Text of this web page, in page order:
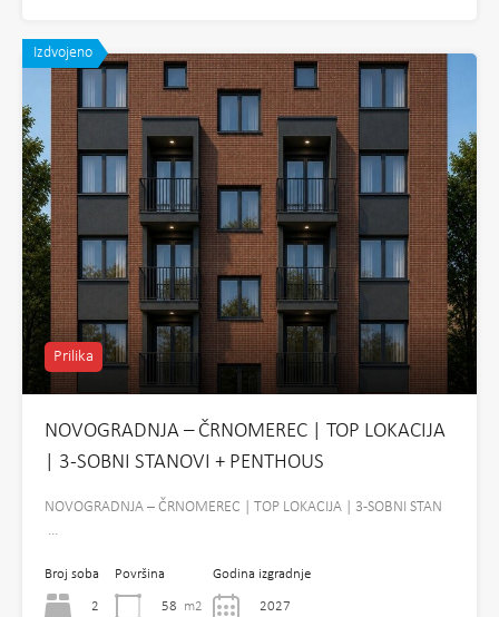
Izdvojeno
Prilika
NOVOGRADNJA – ČRNOMEREC | TOP LOKACIJA
| 3-SOBNI STANOVI + PENTHOUS
NOVOGRADNJA – ČRNOMEREC | TOP LOKACIJA | 3-SOBNI STAN
…
Broj soba
2
Površina
58 m2
Godina izgradnje
2027